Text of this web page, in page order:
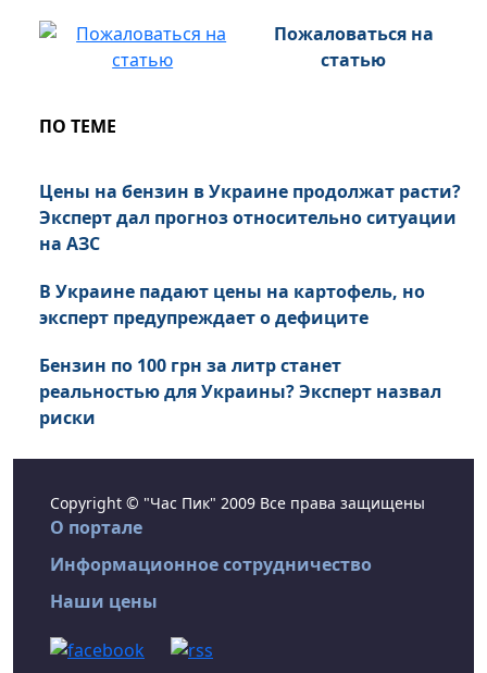
Пожаловаться на
статью
ПО ТЕМЕ
Цены на бензин в Украине продолжат расти?
Эксперт дал прогноз относительно ситуации
на АЗС
В Украине падают цены на картофель, но
эксперт предупреждает о дефиците
Бензин по 100 грн за литр станет
реальностью для Украины? Эксперт назвал
риски
Copyright © "Час Пик" 2009 Все права защищены
О портале
Информационное сотрудничество
Наши цены